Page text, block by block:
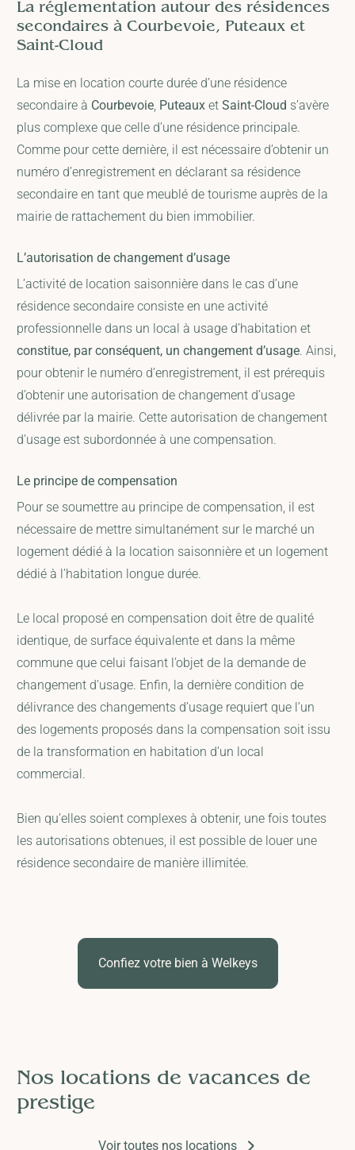
La réglementation autour des résidences
secondaires à Courbevoie, Puteaux et
Saint-Cloud
La mise en location courte durée d’une résidence
secondaire à Courbevoie, Puteaux etSaint-Cloud s’avère
plus complexe que celle d’une résidence principale.
Comme pour cette dernière, il est nécessaire d’obtenir un
numéro d’enregistrement en déclarant sa résidence
secondaire en tant que meublé de tourisme auprès de la
mairie de rattachement du bien immobilier.
L’autorisation de changement d’usage
L’activité de location saisonnière dans le cas d’une
résidence secondaire consiste en une activité
professionnelle dans un local à usage d’habitation et
constitue, par conséquent, un changement d’usage. Ainsi,
pour obtenir le numéro d’enregistrement, il est prérequis
d’obtenir une autorisation de changement d’usage
délivrée par la mairie. Cette autorisation de changement
d’usage est subordonnée à une compensation.
Le principe de compensation
Pour se soumettre au principe de compensation, il est
nécessaire de mettre simultanément sur le marché un
logement dédié à la location saisonnière et un logement
dédié à l’habitation longue durée.
Le local proposé en compensation doit être de qualité
identique, de surface équivalente et dans la même
commune que celui faisant l’objet de la demande de
changement d’usage. Enfin, la dernière condition de
délivrance des changements d’usage requiert que l’un
des logements proposés dans la compensation soit issu
de la transformation en habitation d’un local
commercial.
Bien qu’elles soient complexes à obtenir, une fois toutes
les autorisations obtenues, il est possible de louer une
résidence secondaire de manière illimitée.
Confiez votre bien à Welkeys
Nos locations de vacances de
prestige
Voir toutes nos locations